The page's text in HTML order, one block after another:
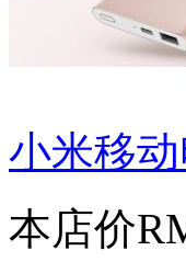
小米移动
本店价